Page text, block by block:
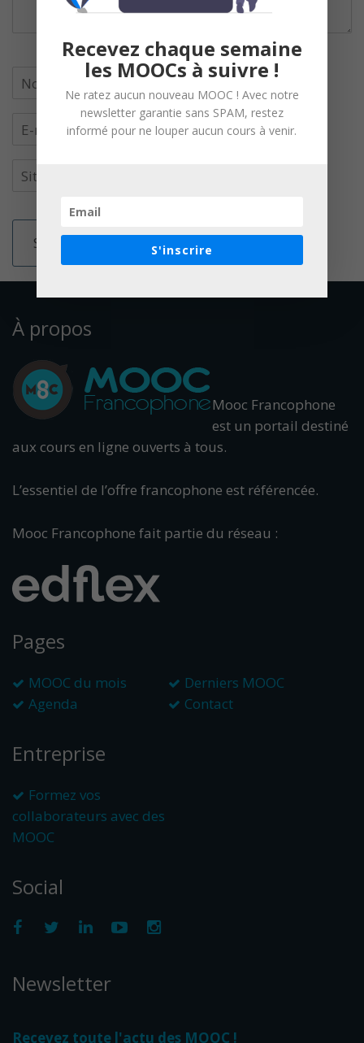
À propos
Mooc Francophone
est un portail destiné
aux cours en ligne ouverts à tous.
L’essentiel de l’offre francophone est référencée.
Mooc Francophone fait partie du réseau :
Pages
MOOC du mois
Derniers MOOC
Agenda
Contact
Entreprise
Formez vos
collaborateurs avec des
MOOC
Social
Newsletter
Recevez toute l'actu des MOOC !
Recevez chaque semaine
les MOOCs à suivre !
Ne ratez aucun nouveau MOOC ! Avec notre
newsletter garantie sans SPAM, restez
informé pour ne louper aucun cours à venir.
S'inscrire